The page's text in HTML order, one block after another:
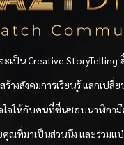
เป็น Creative StoryTelling สื่
ร้างสังคมการเรียนรู้ แลกเปลี่
ใจให้กับคนที่ชื่นชอบนาฬิกามื
คุณที่มาเป็นส่วนนึง และร่วม